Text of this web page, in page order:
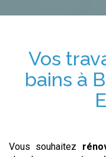
Vos
bains à
Vous souhaitez